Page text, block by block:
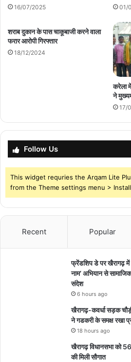
16/07/2025 01/
शराब दुकान के पास चाकूबाजी करने वाला
फरार आरोपी गिरफ्तार
18/12/2024
करेला में
ने
17/
Follow Us
This widget requries the Arqam Lite
from the Theme settings menu >
Recent Popular
फ्रेंडशिप डे पर खैरागढ़ में
नाम’ अभियान से
संदेश
6 hours ago
खैरागढ़-कवर्धा सड़क
ने गडकरी के समक्ष रखा
18 hours ago
खैरागढ़ विधानसभा को
की मिली सौगात